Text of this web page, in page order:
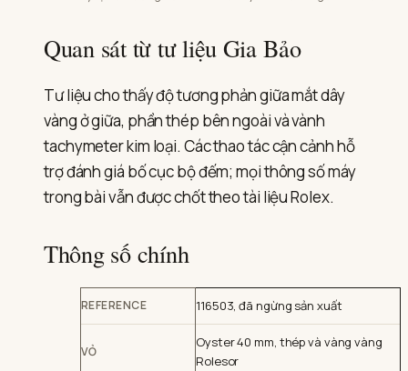
Quan sát từ tư liệu Gia Bảo
Tư liệu cho thấy độ tương phản giữa mắt dây
vàng ở giữa, phần thép bên ngoài và vành
tachymeter kim loại. Các thao tác cận cảnh hỗ
trợ đánh giá bố cục bộ đếm; mọi thông số máy
trong bài vẫn được chốt theo tài liệu Rolex.
Thông số chính
REFERENCE 116503, đã ngừng sản xuất
VỎ
Oyster 40 mm, thép và vàng vàng
Rolesor